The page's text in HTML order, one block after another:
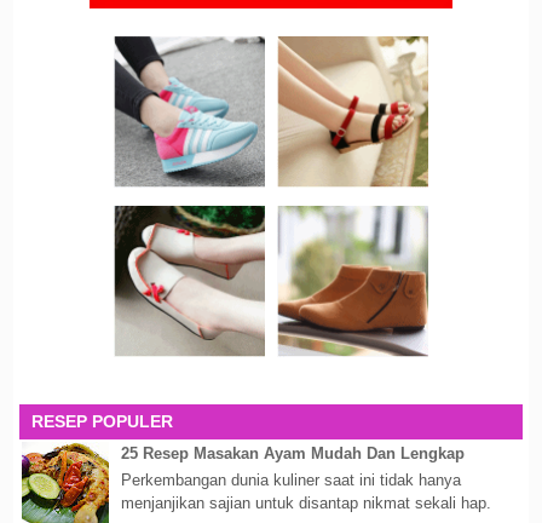
RESEP POPULER
25 Resep Masakan Ayam Mudah Dan Lengkap
Perkembangan dunia kuliner saat ini tidak hanya
menjanjikan sajian untuk disantap nikmat sekali hap.